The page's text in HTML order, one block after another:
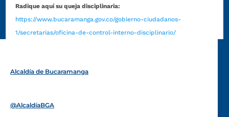
Radique aquí su queja disciplinaria:
https://www.bucaramanga.gov.co/gobierno-ciudadanos-
1/secretarias/oficina-de-control-interno-disciplinario/
Alcaldía de Bucaramanga
@AlcaldíaBGA